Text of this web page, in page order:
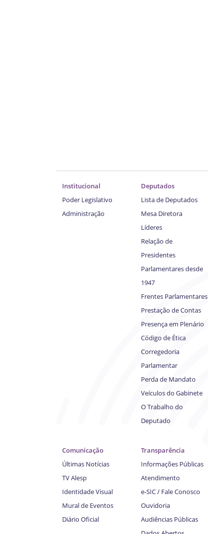
Institucional
Poder Legislativo
Administração
Deputados
Lista de Deputados
Mesa Diretora
Líderes
Relação de
Presidentes
Parlamentares desde
1947
Frentes Parlamentares
Prestação de Contas
Presença em Plenário
Código de Ética
Corregedoria
Parlamentar
Perda de Mandato
Veículos do Gabinete
O Trabalho do
Deputado
Comunicação
Últimas Notícias
TV Alesp
Identidade Visual
Mural de Eventos
Diário Oficial
Transparência
Informações Públicas
Atendimento
e-SIC / Fale Conosco
Ouvidoria
Audiências Públicas